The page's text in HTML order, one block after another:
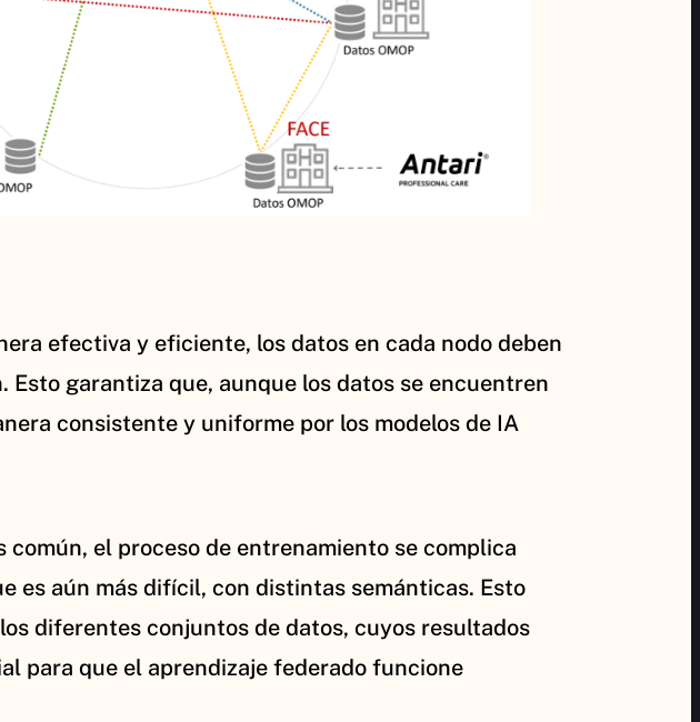
efectiva y eficiente, los datos en cada nodo deben
garantiza que, aunque los datos se encuentren
consistente y uniforme por los modelos de IA
común, el proceso de entrenamiento se complica
es aún más difícil, con distintas semánticas. Esto
diferentes conjuntos de datos, cuyos resultados
para que el aprendizaje federado funcione